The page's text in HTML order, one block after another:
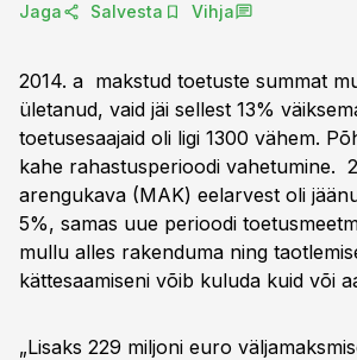
Jaga Salvesta Vihja
2014. a makstud toetuste summat
ületanud, vaid jäi sellest 13%
toetusesaajaid oli ligi 1300 vähem.
kahe rahastusperioodi vahetumine.
arengukava (MAK) eelarvest oli
5%, samas uue perioodi
mullu alles rakenduma ning
kättesaamiseni võib kuluda kuid või
„Lisaks 229 miljoni euro